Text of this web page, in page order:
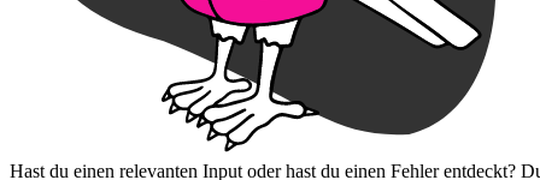
Hast du einen relevanten Input oder hast du einen Fehler entdeckt?